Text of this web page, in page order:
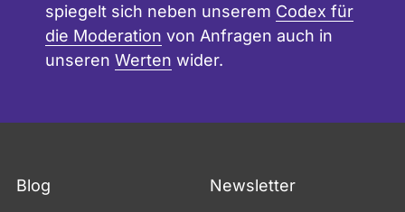
spiegelt sich neben unserem Codex für
die Moderation von Anfragen auch in
unseren Werten wider.
Blog Newsletter